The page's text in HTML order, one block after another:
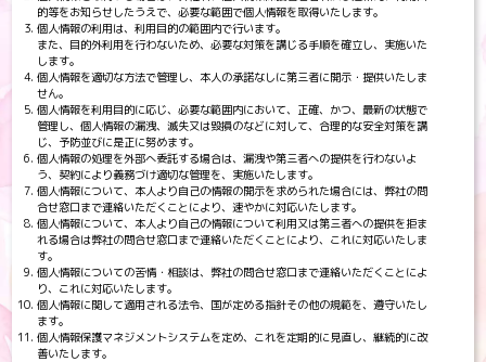
的等をお知らせしたうえで、必要な範囲で個人情報を取得いたします。
個人情報の利用は、利用目的の範囲内で行います。
また、目的外利用を行わないため、必要な対策を講じる手順を確立し、実施いた
します。
個人情報を適切な方法で管理し、本人の承諾なしに第三者に開示・提供いたしま
せん。
個人情報を利用目的に応じ、必要な範囲内において、正確、かつ、最新の状態で
管理し、個人情報の漏洩、滅失又は毀損のなどに対して、合理的な安全対策を講
じ、予防並びに是正に努めます。
個人情報の処理を外部へ委託する場合は、漏洩や第三者への提供を行わないよ
う、契約により義務づけ適切な管理を、実施いたします。
個人情報について、本人より自己の情報の開示を求められた場合には、弊社の問
合せ窓口まで連絡いただくことにより、速やかに対応いたします。
個人情報について、本人より自己の情報について利用又は第三者への提供を拒ま
れる場合は弊社の問合せ窓口まで連絡いただくことにより、これに対応いたしま
す。
個人情報についての苦情・相談は、弊社の問合せ窓口まで連絡いただくことによ
り、これに対応いたします。
個人情報に関して適用される法令、国が定める指針その他の規範を、遵守いたし
ます。
個人情報保護マネジメントシステムを定め、これを定期的に見直し、継続的に改
善いたします。